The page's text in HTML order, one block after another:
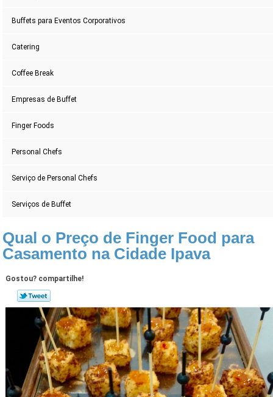
Buffets para Eventos Corporativos
Catering
Coffee Break
Empresas de Buffet
Finger Foods
Personal Chefs
Serviço de Personal Chefs
Serviços de Buffet
Qual o Preço de Finger Food para
Casamento na Cidade Ipava
Gostou? compartilhe!